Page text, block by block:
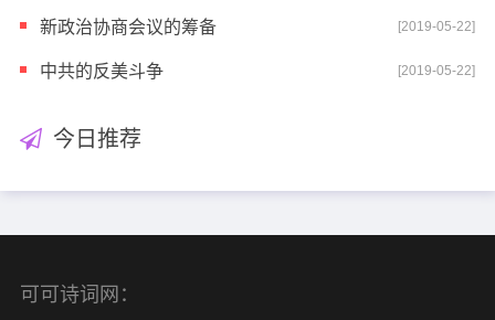
新政治协商会议的筹备 [2019-05-22]
中共的反美斗争 [2019-05-22]
今日推荐
可可诗词网：